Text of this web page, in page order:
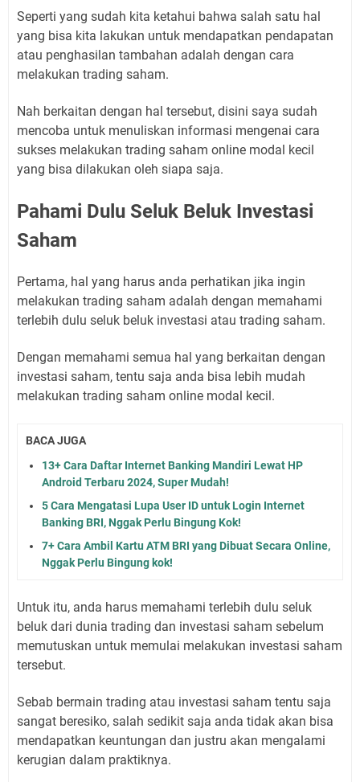
Seperti yang sudah kita ketahui bahwa salah satu hal
yang bisa kita lakukan untuk mendapatkan pendapatan
atau penghasilan tambahan adalah dengan cara
melakukan trading saham.
Nah berkaitan dengan hal tersebut, disini saya sudah
mencoba untuk menuliskan informasi mengenai cara
sukses melakukan trading saham online modal kecil
yang bisa dilakukan oleh siapa saja.
Pahami Dulu Seluk Beluk Investasi
Saham
Pertama, hal yang harus anda perhatikan jika ingin
melakukan trading saham adalah dengan memahami
terlebih dulu seluk beluk investasi atau trading saham.
Dengan memahami semua hal yang berkaitan dengan
investasi saham, tentu saja anda bisa lebih mudah
melakukan trading saham online modal kecil.
BACA JUGA
13+ Cara Daftar Internet Banking Mandiri Lewat HP
Android Terbaru 2024, Super Mudah!
5 Cara Mengatasi Lupa User ID untuk Login Internet
Banking BRI, Nggak Perlu Bingung Kok!
7+ Cara Ambil Kartu ATM BRI yang Dibuat Secara Online,
Nggak Perlu Bingung kok!
Untuk itu, anda harus memahami terlebih dulu seluk
beluk dari dunia trading dan investasi saham sebelum
memutuskan untuk memulai melakukan investasi saham
tersebut.
Sebab bermain trading atau investasi saham tentu saja
sangat beresiko, salah sedikit saja anda tidak akan bisa
mendapatkan keuntungan dan justru akan mengalami
kerugian dalam praktiknya.